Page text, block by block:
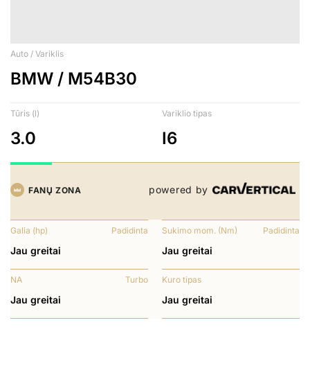
Auto / Variklis
BMW / M54B30
Tūris (l)
3.0
Variklio tipas
I6
FANŲ ZONA powered by
Galia (hp) Padidinta
Jau greitai
Sukimo mom. (Nm) Padidinta
Jau greitai
NA Turbo
Jau greitai
Kuro tipas
Jau greitai